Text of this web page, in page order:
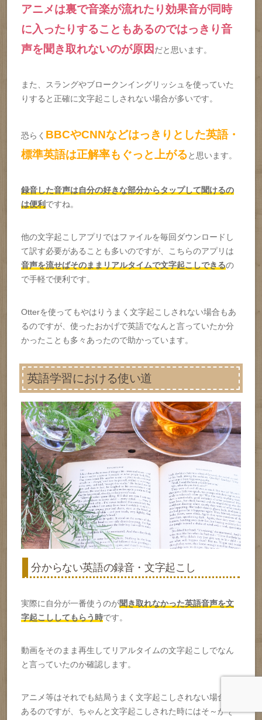
アニメは裏で音楽が流れたり効果音が同時
に入ったりすることもあるのではっきり音
声を聞き取れないのが原因 だと思います。
また、スラングやブロークンイングリッシュを使っていた
りすると正確に文字起こしされない場合が多いです。
恐らく BBCやCNNなどはっきりとした英語・
標準英語は正解率もぐっと上がる と思います。
録音した音声は自分の好きな部分からタップして聞けるの
は便利ですね。
他の文字起こしアプリではファイルを毎回ダウンロードし
て訳す必要があることも多いのですが、こちらのアプリは
音声を流せばそのままリアルタイムで文字起こしできるの
で手軽で便利です。
Otterを使ってもやはりうまく文字起こしされない場合もあ
るのですが、使ったおかげで英語でなんと言っていたか分
かったことも多々あったので助かっています。
英語学習における使い道
分からない英語の録音・文字起こし
実際に自分が一番使うのが聞き取れなかった英語音声を文
字起こししてもらう時です。
動画をそのまま再生してリアルタイムの文字起こしでなん
と言っていたのか確認します。
アニメ等はそれでも結局うまく文字起こしされない場合も
あるのですが、ちゃんと文字起こしされた時にはそ～かそ